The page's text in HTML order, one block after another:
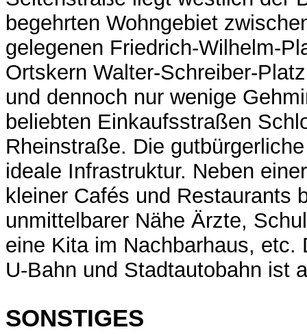
begehrten Wohngebiet
gelegenen Friedrich-Wilhelm-
Ortskern Walter-Schreiber-
und dennoch nur wenige
beliebten Einkaufsstraßen
Rheinstraße. Die
ideale Infrastruktur. Neben
kleiner Cafés und Restaurants
unmittelbarer Nähe Ärzte,
eine Kita im Nachbarhaus, etc.
U-Bahn und Stadtautobahn ist
SONSTIGES